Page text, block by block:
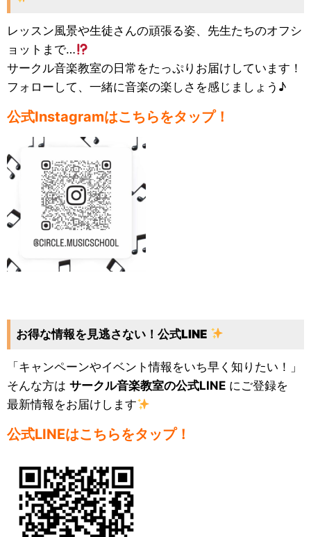
レッスン風景や生徒さんの頑張る姿、先生たちのオフシ
ョットまで…
サークル音楽教室の日常をたっぷりお届けしています！
フォローして、一緒に音楽の楽しさを感じましょう♪
公式Instagramはこちらをタップ！
お得な情報を見逃さない！公式LINE
「キャンペーンやイベント情報をいち早く知りたい！」
そんな方は サークル音楽教室の公式LINE にご登録を
最新情報をお届けします
公式LINEはこちらをタップ！